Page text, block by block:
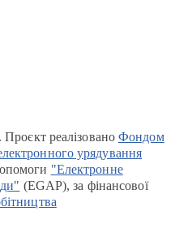
Проєкт реалізованоФондом
урядування
"Електронне
(EGAP), за фінансової